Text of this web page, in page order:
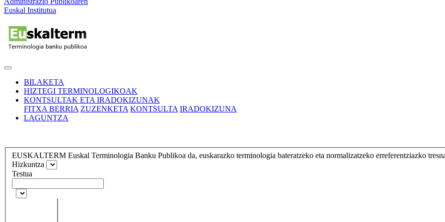
Euskal Institutua
BILAKETA
HIZTEGI TERMINOLOGIKOAK
KONTSULTAK ETA IRADOKIZUNAK
FITXA BERRIA ZUZENKETA KONTSULTA IRADOKIZUNA
LAGUNTZA
EUSKALTERM Euskal Terminologia Banku Publikoa da, euskarazko terminologia bateratzeko eta normalizatzeko erreferentziazko
Hizkuntza
Testua